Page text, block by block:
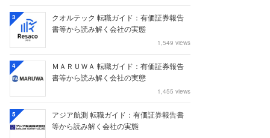
3
クオルテック 転職ガイド：有価証券報告
書等から読み解く会社の実態
1,549 views
4
ＭＡＲＵＷＡ 転職ガイド：有価証券報告
書等から読み解く会社の実態
1,455 views
5
アジア航測 転職ガイド：有価証券報告書
等から読み解く会社の実態